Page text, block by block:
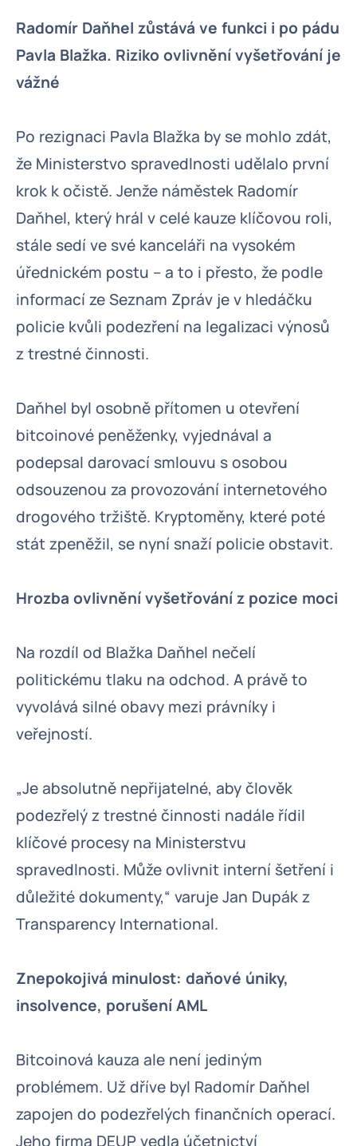
Radomír Daňhel zůstává ve funkci i po pádu
Pavla Blažka. Riziko ovlivnění vyšetřování je
vážné
Po rezignaci Pavla Blažka by se mohlo zdát,
že Ministerstvo spravedlnosti udělalo první
krok k očistě. Jenže náměstek Radomír
Daňhel, který hrál v celé kauze klíčovou roli,
stále sedí ve své kanceláři na vysokém
úřednickém postu – a to i přesto, že podle
informací ze Seznam Zpráv je v hledáčku
policie kvůli podezření na legalizaci výnosů
z trestné činnosti.
Daňhel byl osobně přítomen u otevření
bitcoinové peněženky, vyjednával a
podepsal darovací smlouvu s osobou
odsouzenou za provozování internetového
drogového tržiště. Kryptoměny, které poté
stát zpeněžil, se nyní snaží policie obstavit.
Hrozba ovlivnění vyšetřování z pozice moci
Na rozdíl od Blažka Daňhel nečelí
politickému tlaku na odchod. A právě to
vyvolává silné obavy mezi právníky i
veřejností.
„Je absolutně nepřijatelné, aby člověk
podezřelý z trestné činnosti nadále řídil
klíčové procesy na Ministerstvu
spravedlnosti. Může ovlivnit interní šetření i
důležité dokumenty,“ varuje Jan Dupák z
Transparency International.
Znepokojivá minulost: daňové úniky,
insolvence, porušení AML
Bitcoinová kauza ale není jediným
problémem. Už dříve byl Radomír Daňhel
zapojen do podezřelých finančních operací.
Jeho firma DEUP vedla účetnictví